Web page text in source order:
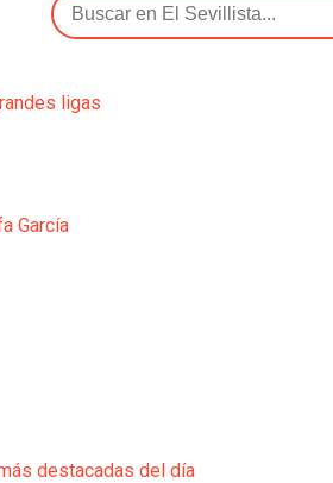
ligas
García
destacadas del día